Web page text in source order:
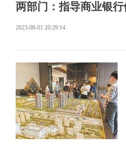
两部门：指导商业银
2023-08-01 20:29:14